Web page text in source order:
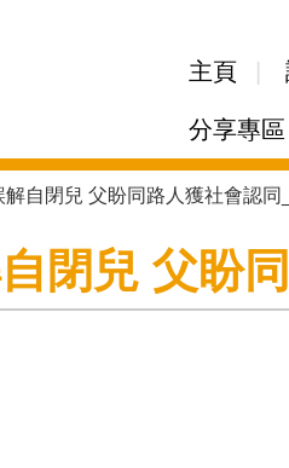
content
主頁
分享專區
自閉兒 父盼同路人獲社會認同
閉兒 父盼